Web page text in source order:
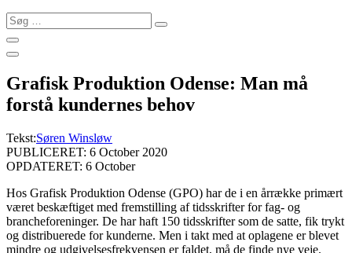
Søg
…
Grafisk Produktion Odense: Man må
forstå kundernes behov
Tekst:Søren Winsløw
PUBLICERET: 6 October 2020
OPDATERET: 6 October
Hos Grafisk Produktion Odense (GPO) har de i en årrække primært
været beskæftiget med fremstilling af tidsskrifter for fag- og
brancheforeninger. De har haft 150 tidsskrifter som de satte, fik trykt
og distribuerede for kunderne. Men i takt med at oplagene er blevet
mindre og udgivelsesfrekvensen er faldet, må de finde nye veje.